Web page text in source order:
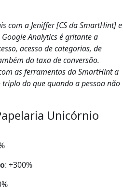
com a Jeniffer [CS da SmartHint] e
Analytics é gritante a
acesso de categorias, de
da taxa de conversão.
as ferramentas da SmartHint a
do que quando a pessoa não
Unicórnio
: +300%